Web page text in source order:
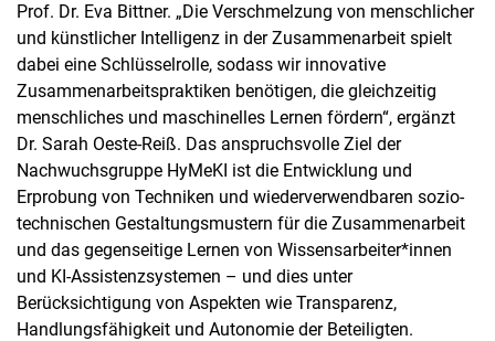
Prof. Dr. Eva Bittner. „Die Verschmelzung von menschlicher
und künstlicher Intelligenz in der Zusammenarbeit spielt
dabei eine Schlüsselrolle, sodass wir innovative
Zusammenarbeitspraktiken benötigen, die gleichzeitig
menschliches und maschinelles Lernen fördern“, ergänzt
Dr. Sarah Oeste-Reiß. Das anspruchsvolle Ziel der
Nachwuchsgruppe HyMeKI ist die Entwicklung und
Erprobung von Techniken und wiederverwendbaren sozio-
technischen Gestaltungsmustern für die Zusammenarbeit
und das gegenseitige Lernen von Wissensarbeiter*innen
und KI-Assistenzsystemen – und dies unter
Berücksichtigung von Aspekten wie Transparenz,
Handlungsfähigkeit und Autonomie der Beteiligten.